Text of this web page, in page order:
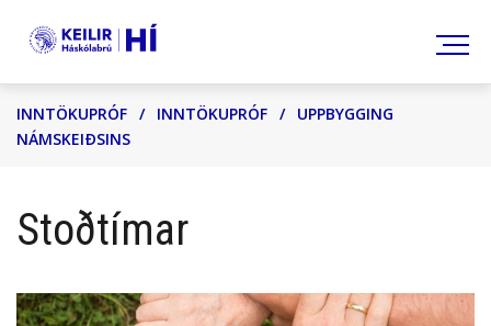
Leita
INNTÖKUPRÓF / INNTÖKUPRÓF / UPPBYGGING
NÁMSKEIÐSINS
Stoðtímar